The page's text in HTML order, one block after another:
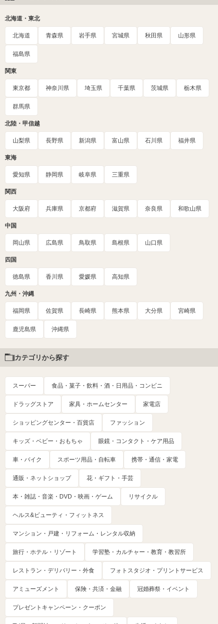
北海道・東北
北海道 青森県 岩手県 宮城県 秋田県 山形県
福島県
関東
東京都 神奈川県 埼玉県 千葉県 茨城県 栃木県
群馬県
北陸・甲信越
山梨県 長野県 新潟県 富山県 石川県 福井県
東海
愛知県 静岡県 岐阜県 三重県
関西
大阪府 兵庫県 京都府 滋賀県 奈良県 和歌山県
中国
岡山県 広島県 鳥取県 島根県 山口県
四国
徳島県 香川県 愛媛県 高知県
九州・沖縄
福岡県 佐賀県 長崎県 熊本県 大分県 宮崎県
鹿児島県 沖縄県
カテゴリから探す
スーパー 食品・菓子・飲料・酒・日用品・コンビニ
ドラッグストア 家具・ホームセンター 家電店
ショッピングセンター・百貨店 ファッション
キッズ・ベビー・おもちゃ 眼鏡・コンタクト・ケア用品
車・バイク スポーツ用品・自転車 携帯・通信・家電
通販・ネットショップ 花・ギフト・手芸
本・雑誌・音楽・DVD・映画・ゲーム リサイクル
ヘルス&ビューティ・フィットネス
マンション・戸建・リフォーム・レンタル収納
旅行・ホテル・リゾート 学習塾・カルチャー・教育・教習所
レストラン・デリバリー・外食 フォトスタジオ・プリントサービス
アミューズメント 保険・共済・金融 冠婚葬祭・イベント
プレゼントキャンペーン・クーポン